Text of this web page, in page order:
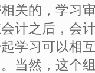
关的，学习
计之后，会
学习可以相
当然，这个